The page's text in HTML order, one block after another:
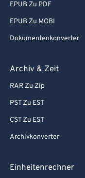
EPUB Zu PDF
EPUB Zu MOBI
Dokumentenkonverter
Archiv & Zeit
RAR Zu Zip
PST Zu EST
CST Zu EST
Archivkonverter
Einheitenrechner